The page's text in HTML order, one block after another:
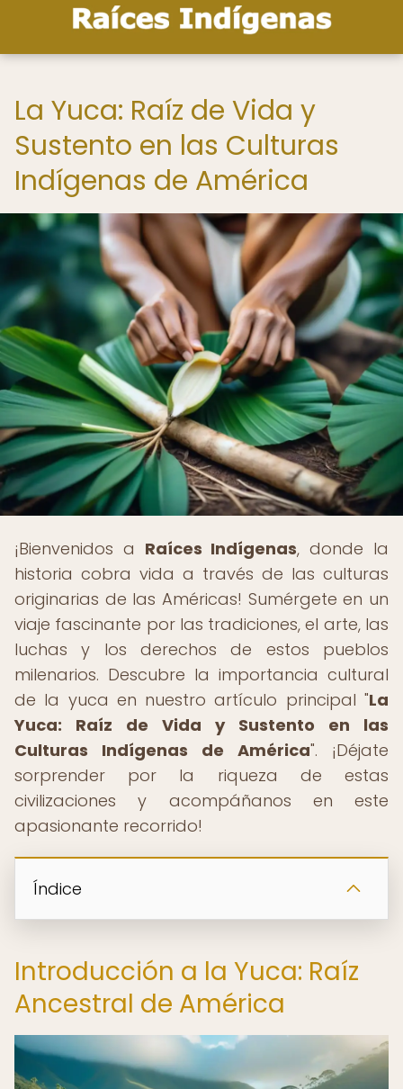
La Yuca: Raíz de Vida y
Sustento en las Culturas
Indígenas de América
¡Bienvenidos a Raíces Indígenas, donde la
historia cobra vida a través de las culturas
originarias de las Américas! Sumérgete en un
viaje fascinante por las tradiciones, el arte, las
luchas y los derechos de estos pueblos
milenarios. Descubre la importancia cultural
de la yuca en nuestro artículo principal "La
Yuca: Raíz de Vida y Sustento en las
Culturas Indígenas de América". ¡Déjate
sorprender por la riqueza de estas
civilizaciones y acompáñanos en este
apasionante recorrido!
Índice
Introducción a la Yuca: Raíz
Ancestral de América